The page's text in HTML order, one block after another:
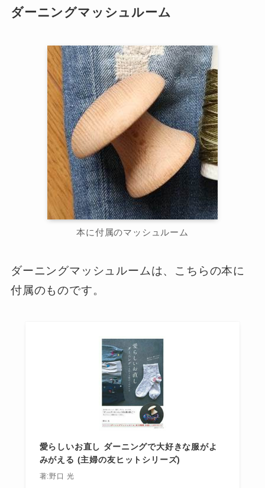
ダーニングマッシュルーム
本に付属のマッシュルーム
ダーニングマッシュルームは、こちらの本に
付属のものです。
愛らしいお直し ダーニングで大好きな服がよ
みがえる (主婦の友ヒットシリーズ)
著:野口 光